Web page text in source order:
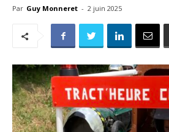
Par Guy Monneret - 2 juin 2025